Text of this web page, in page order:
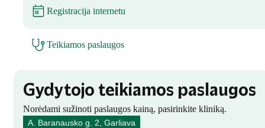
Registracija internetu
Teikiamos paslaugos
Gydytojo teikiamos paslaugos
Norėdami sužinoti paslaugos kainą, pasirinkite kliniką.
A. Baranausko g. 2, Garliava